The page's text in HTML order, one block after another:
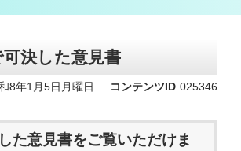
決した意見書
8年1月5日月曜日 コンテンツID 025346
た意見書をご覧いただけま